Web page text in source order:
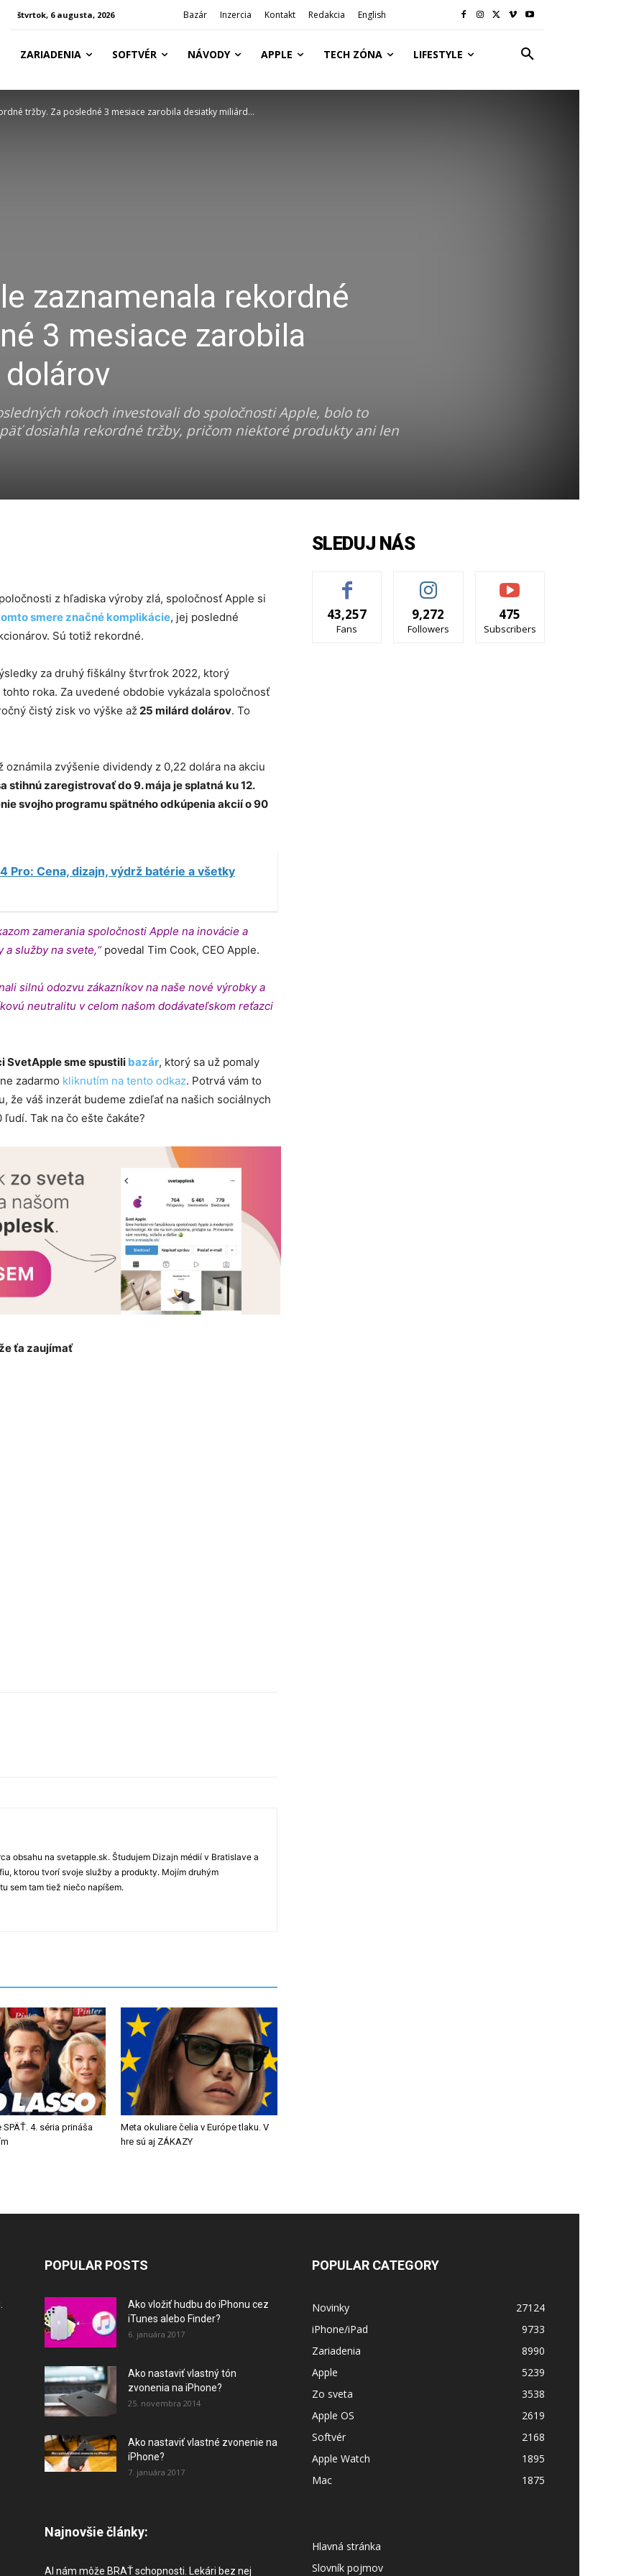
štvrtok, 6 augusta, 2026 Bazár Inzercia Kontakt Redakcia English
ZARIADENIA SOFTVÉR NÁVODY APPLE TECH ZÓNA LIFESTYLE
tržby. Za posledné 3 mesiace zarobila desiatky miliárd...
zaznamenala rekordné
3 mesiace zarobila
rokoch investovali do spoločnosti Apple, bolo to
dosiahla rekordné tržby, pričom niektoré produkty ani len
z hľadiska výroby zlá, spoločnosť Apple si
smere značné komplikácie, jej posledné
Sú totiž rekordné.
za druhý fiškálny štvrťrok 2022, ktorý
roka. Za uvedené obdobie vykázala spoločnosť
čistý zisk vo výške až25 milárd dolárov. To
zvýšenie dividendy z 0,22 dolára na akciu
stihnú zaregistrovať do 9. mája je splatná ku 12.
svojho programu spätného odkúpenia akcií o 90
Pro: Cena, dizajn, výdrž batérie a všetky
zamerania spoločnosti Apple na inovácie a
služby na svete,“ povedal Tim Cook, CEO Apple.
silnú odozvu zákazníkov na naše nové výrobky a
neutralitu v celom našom dodávateľskom reťazci
SvetApple sme spustili bazár, ktorý sa už pomaly
zadarmo kliknutím na tento odkaz. Potrvá vám to
že váš inzerát budeme zdieľať na našich sociálnych
Tak na čo ešte čakáte?
ťa zaujímať
obsahu na svetapple.sk. Študujem Dizajn médií v Bratislave a
ktorou tvorí svoje služby a produkty. Mojím druhým
sem tam tiež niečo napíšem.
4. séria prináša
Meta okuliare čelia v Európe tlaku. V
hre sú aj ZÁKAZY
SLEDUJ NÁS
43,257
Fans
9,272
Followers
475
Subscribers
POPULAR POSTS
Ako vložiť hudbu do iPhonu cez
iTunes alebo Finder?
6. januára 2017
Ako nastaviť vlastný tón
zvonenia na iPhone?
25. novembra 2014
Ako nastaviť vlastné zvonenie na
iPhone?
7. januára 2017
Najnovšie články:
AI nám môže BRAŤ schopnosti. Lekári bez nej
POPULAR CATEGORY
Novinky
27124
iPhone/iPad
9733
Zariadenia
8990
Apple
5239
Zo sveta
3538
Apple OS
2619
Softvér
2168
Apple Watch
1895
Mac
1875
Hlavná stránka
Slovník pojmov